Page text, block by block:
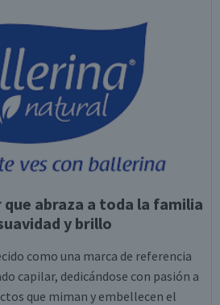
que abraza a toda la familia
y brillo
como una marca de referencia
capilar, dedicándose con pasión a
que miman y embellecen el